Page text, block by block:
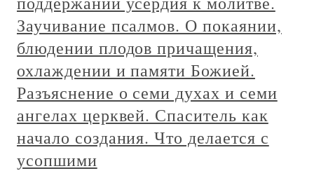
Заучивание псалмов. О покаянии,
блюдении плодов причащения,
охлаждении и памяти Божией.
Разъяснение о семи духах и семи
ангелах церквей. Спаситель как
начало создания. Что делается с
усопшими